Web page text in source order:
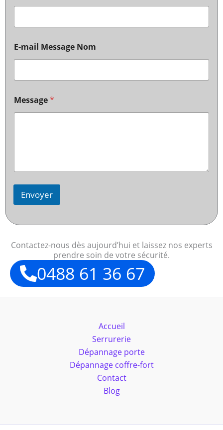
E-mail Message Nom
Message*
Envoyer
Contactez-nous dès aujourd’hui et laissez nos experts
prendre soin de votre sécurité.
0488 61 36 67
Accueil
Serrurerie
Dépannage porte
Dépannage coffre-fort
Contact
Blog